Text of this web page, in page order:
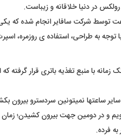
در دنیا خلاقانه و زیباست.
شرکت سافایر انجام شده که
توجه به طراحی، استفاده ی
با منبع تغذیه باتری قرار
ساعتها نمیتونین سردسترو
و در دومین جهت بیرون کشیدن؛ زمان
فرده.